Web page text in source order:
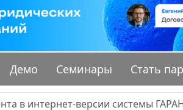
Демо Семинары Стать